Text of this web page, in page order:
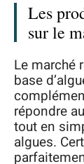
Les
sur le
Le marché
base
répondre
tout en
algues.